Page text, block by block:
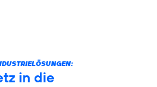
in die